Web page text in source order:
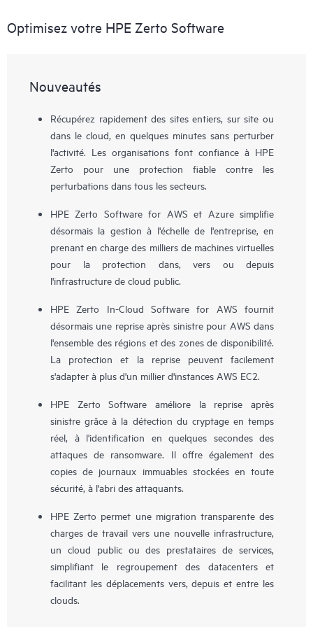
Optimisez votre HPE Zerto Software
Nouveautés
Récupérez rapidement des sites entiers, sur site ou
dans le cloud, en quelques minutes sans perturber
l'activité. Les organisations font confiance à HPE
Zerto pour une protection fiable contre les
perturbations dans tous les secteurs.
HPE Zerto Software for AWS et Azure simplifie
désormais la gestion à l'échelle de l'entreprise, en
prenant en charge des milliers de machines virtuelles
pour la protection dans, vers ou depuis
l'infrastructure de cloud public.
HPE Zerto In-Cloud Software for AWS fournit
désormais une reprise après sinistre pour AWS dans
l'ensemble des régions et des zones de disponibilité.
La protection et la reprise peuvent facilement
s'adapter à plus d'un millier d'instances AWS EC2.
HPE Zerto Software améliore la reprise après
sinistre grâce à la détection du cryptage en temps
réel, à l'identification en quelques secondes des
attaques de ransomware. Il offre également des
copies de journaux immuables stockées en toute
sécurité, à l'abri des attaquants.
HPE Zerto permet une migration transparente des
charges de travail vers une nouvelle infrastructure,
un cloud public ou des prestataires de services,
simplifiant le regroupement des datacenters et
facilitant les déplacements vers, depuis et entre les
clouds.